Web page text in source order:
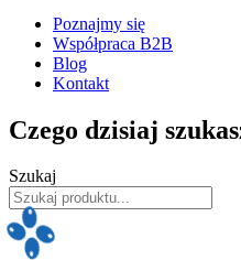
Poznajmy się
Współpraca B2B
Blog
Kontakt
Czego dzisiaj
Szukaj